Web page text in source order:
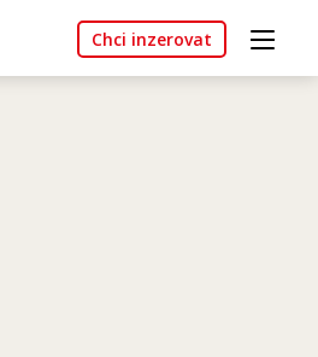
Chci inzerovat